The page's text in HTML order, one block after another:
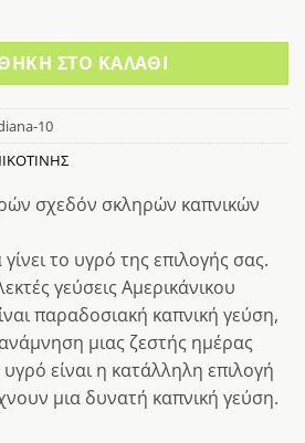
ΣΤΟ ΚΑΛΆΘΙ
10
σχεδόν σκληρών καπνικών
το υγρό της επιλογής σας.
γεύσεις Αμερικάνικου
παραδοσιακή καπνική γεύση,
μιας ζεστής ημέρας
είναι η κατάλληλη επιλογή
μια δυνατή καπνική γεύση.